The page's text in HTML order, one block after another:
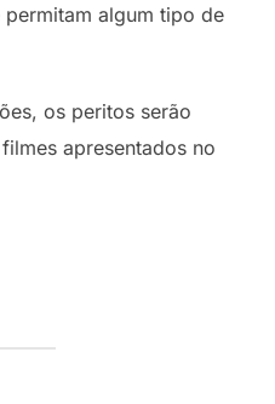
algum tipo de
os peritos serão
apresentados no